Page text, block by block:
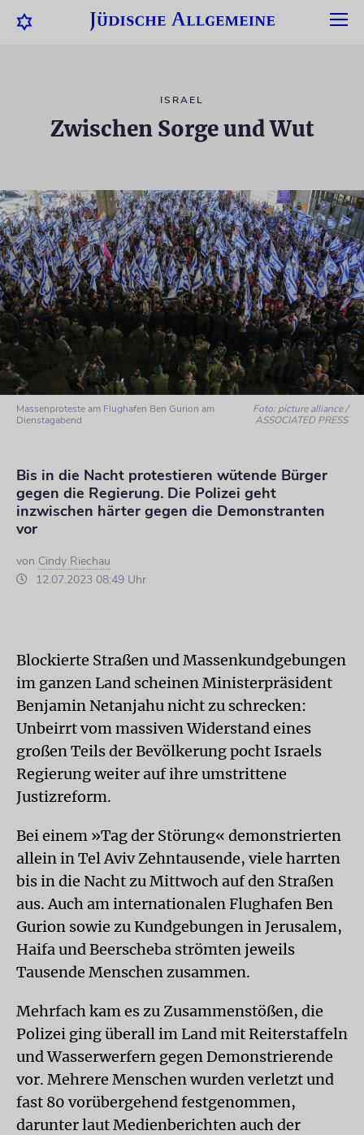
ISRAEL
Zwischen Sorge und Wut
Massenproteste am Flughafen Ben Gurion am
Dienstagabend
Foto: picture alliance /
ASSOCIATED PRESS
Bis in die Nacht protestieren wütende Bürger
gegen die Regierung. Die Polizei geht
inzwischen härter gegen die Demonstranten
vor
von Cindy Riechau
12.07.2023 08:49 Uhr
Blockierte Straßen und Massenkundgebungen
im ganzen Land scheinen Ministerpräsident
Benjamin Netanjahu nicht zu schrecken:
Unbeirrt vom massiven Widerstand eines
großen Teils der Bevölkerung pocht Israels
Regierung weiter auf ihre umstrittene
Justizreform.
Bei einem »Tag der Störung« demonstrierten
allein in Tel Aviv Zehntausende, viele harrten
bis in die Nacht zu Mittwoch auf den Straßen
aus. Auch am internationalen Flughafen Ben
Gurion sowie zu Kundgebungen in Jerusalem,
Haifa und Beerscheba strömten jeweils
Tausende Menschen zusammen.
Mehrfach kam es zu Zusammenstößen, die
Polizei ging überall im Land mit Reiterstaffeln
und Wasserwerfern gegen Demonstrierende
vor. Mehrere Menschen wurden verletzt und
fast 80 vorübergehend festgenommen,
darunter laut Medienberichten auch der